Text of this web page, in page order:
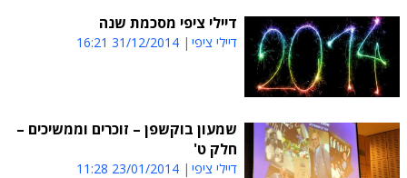
דיילי ציפי מסכמת שנה
דיילי ציפי 31/12/2014 16:21
שמעון בוקשפן – זוכרים וממשיכים –
חלק ט'
דיילי ציפי 23/01/2014 11:28